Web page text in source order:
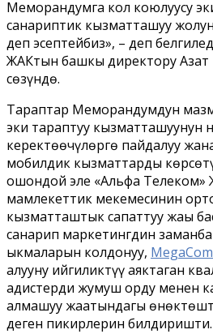
Меморандумга кол коюлуусу
санариптик кызматташуу
деп эсептейбиз», – деп
ЖАКтын башкы директору Азат
сөзүндө.
Тараптар Меморандумдун
эки тараптуу кызматташуунун
керектөөчүлөргө пайдалуу
мобилдик кызматтарды
ошондой эле «Альфа
мамлекеттик мекемесинин
кызматташтык сапаттуу жаңы
санарип маркетингдин
ыкмаларын колдонуу,
алууну ийгиликтүү аяктаган
адистерди жумуш орду менен
алмашуу жаатындагы
деген пикирлерин билдиришти.